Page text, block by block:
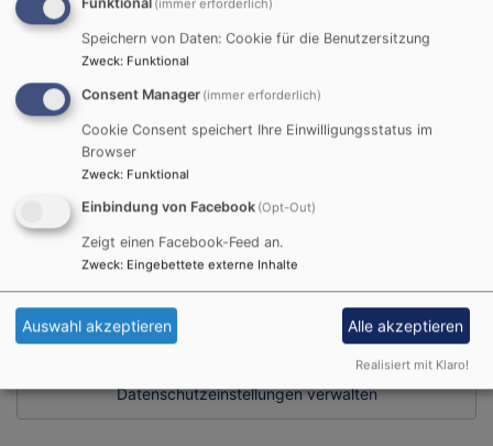
So, 6.9. 15:30-16:45 Uhr
Schloss- und Kirchenführung auf dem Schwanberg
Sr. Dorothea Krauß CCR
Rödelsee
Alle Veranstaltungen
Facebook Widget
Inhalte von Facebook anzeigen?
Datenschutzeinstellungen verwalten
(immer erforderlich)
Speichern von Daten: Cookie für die Benutzersitzung
Zweck: Funktional
Consent Manager (immer erforderlich)
Cookie Consent speichert Ihre Einwilligungsstatus im
Browser
Zweck: Funktional
Einbindung von Facebook (Opt-Out)
Zeigt einen Facebook-Feed an.
Zweck: Eingebettete externe Inhalte
Auswahl akzeptieren Alle akzeptieren
Realisiert mit Klaro!